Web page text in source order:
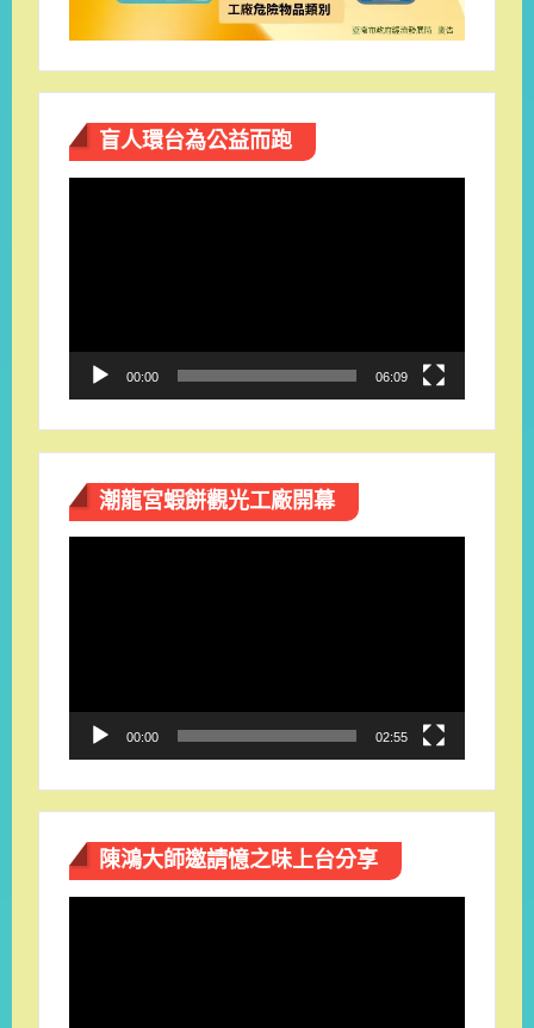
盲人環台​為公益而跑
00:00 06:09
潮龍宮蝦餅觀光工廠開幕
00:00 02:55
陳鴻大師邀請憶之味上台分享